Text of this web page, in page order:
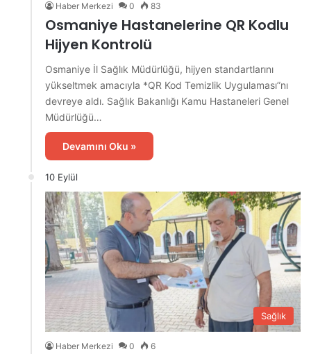
Haber Merkezi 0 83
Osmaniye Hastanelerine QR Kodlu
Hijyen Kontrolü
Osmaniye İl Sağlık Müdürlüğü, hijyen standartlarını
yükseltmek amacıyla *QR Kod Temizlik Uygulaması”nı
devreye aldı. Sağlık Bakanlığı Kamu Hastaneleri Genel
Müdürlüğü…
Devamını Oku »
10 Eylül
Sağlık
Haber Merkezi 0 6